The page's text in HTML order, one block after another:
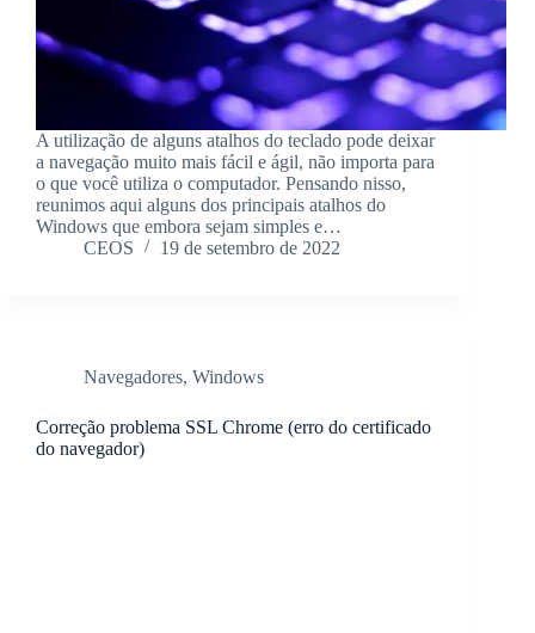
A utilização de alguns atalhos do teclado pode deixar
a navegação muito mais fácil e ágil, não importa para
o que você utiliza o computador. Pensando nisso,
reunimos aqui alguns dos principais atalhos do
Windows que embora sejam simples e…
CEOS
19 de setembro de 2022
Navegadores, Windows
Correção problema SSL Chrome (erro do certificado
do navegador)